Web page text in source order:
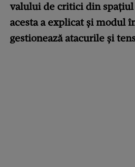
valului de critici din spațiul
acesta a explicat și modul
gestionează atacurile și